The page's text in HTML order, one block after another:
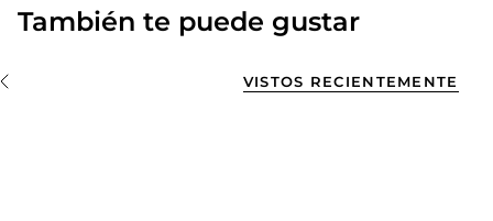
También te puede gustar
VISTOS RECIENTEMENTE